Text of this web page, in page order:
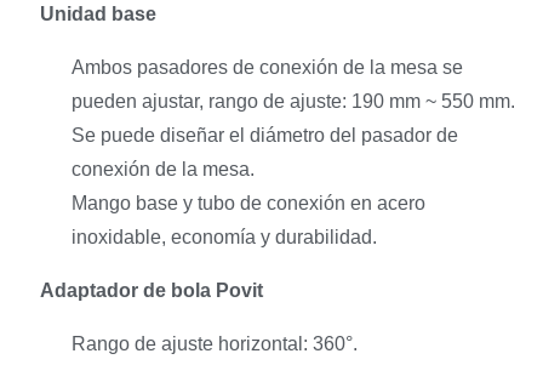
Unidad base
Ambos pasadores de conexión de la mesa se
pueden ajustar, rango de ajuste: 190 mm ~ 550 mm.
Se puede diseñar el diámetro del pasador de
conexión de la mesa.
Mango base y tubo de conexión en acero
inoxidable, economía y durabilidad.
Adaptador de bola Povit
Rango de ajuste horizontal: 360°.